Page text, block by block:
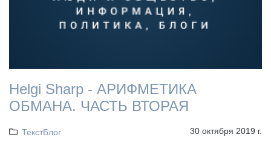
Helgi Sharp - АРИФМЕТИКА
ОБМАНА. ЧАСТЬ ВТОРАЯ
ТекстБлог 30 октября 2019 г.